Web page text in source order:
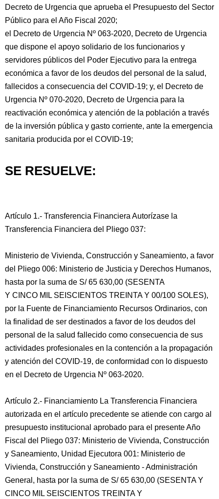
Decreto de Urgencia que aprueba el Presupuesto del Sector
Público para el Año Fiscal 2020;
el Decreto de Urgencia Nº 063-2020, Decreto de Urgencia
que dispone el apoyo solidario de los funcionarios y
servidores públicos del Poder Ejecutivo para la entrega
económica a favor de los deudos del personal de la salud,
fallecidos a consecuencia del COVID-19; y, el Decreto de
Urgencia Nº 070-2020, Decreto de Urgencia para la
reactivación económica y atención de la población a través
de la inversión pública y gasto corriente, ante la emergencia
sanitaria producida por el COVID-19;
SE RESUELVE:
Artículo 1.- Transferencia Financiera Autorízase la
Transferencia Financiera del Pliego 037:
Ministerio de Vivienda, Construcción y Saneamiento, a favor
del Pliego 006: Ministerio de Justicia y Derechos Humanos,
hasta por la suma de S/ 65 630,00 (SESENTA
Y CINCO MIL SEISCIENTOS TREINTA Y 00/100 SOLES),
por la Fuente de Financiamiento Recursos Ordinarios, con
la finalidad de ser destinados a favor de los deudos del
personal de la salud fallecido como consecuencia de sus
actividades profesionales en la contención a la propagación
y atención del COVID-19, de conformidad con lo dispuesto
en el Decreto de Urgencia Nº 063-2020.
Artículo 2.- Financiamiento La Transferencia Financiera
autorizada en el artículo precedente se atiende con cargo al
presupuesto institucional aprobado para el presente Año
Fiscal del Pliego 037: Ministerio de Vivienda, Construcción
y Saneamiento, Unidad Ejecutora 001: Ministerio de
Vivienda, Construcción y Saneamiento - Administración
General, hasta por la suma de S/ 65 630,00 (SESENTA Y
CINCO MIL SEISCIENTOS TREINTA Y